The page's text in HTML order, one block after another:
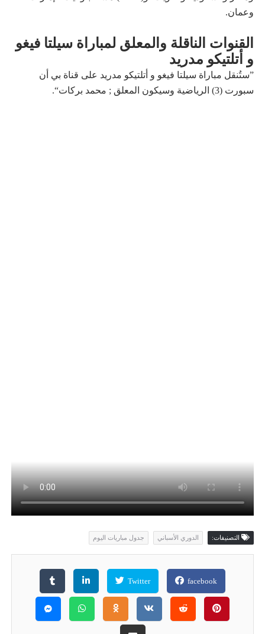
وعمان.
القنوات الناقلة والمعلق لمباراة سيلتا فيغو
و أتلتيكو مدريد
”ستُنقل مباراة سيلتا فيغو و أتلتيكو مدريد على قناة بي أن
سبورت (3) الرياضية وسيكون المعلق ; محمد بركات“.
التصنيفات: الدوري الأسباني جدول مباريات اليوم
facebook
Twitter